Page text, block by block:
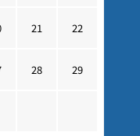
21 22
28 29